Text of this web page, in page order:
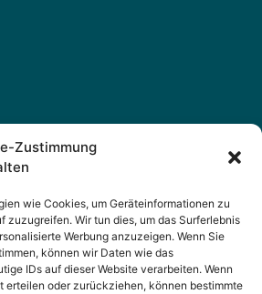
Zustimmung
wie Cookies, um Geräteinformationen zu
zuzugreifen. Wir tun dies, um das Surferlebnis
Werbung anzuzeigen. Wenn Sie
können wir Daten wie das
IDs auf dieser Website verarbeiten. Wenn
erteilen oder zurückziehen, können bestimmte